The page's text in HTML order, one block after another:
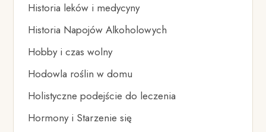
Historia leków i medycyny
Historia Napojów Alkoholowych
Hobby i czas wolny
Hodowla roślin w domu
Holistyczne podejście do leczenia
Hormony i Starzenie się